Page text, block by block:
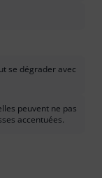
se dégrader avec
peuvent ne pas
accentuées.
comme utile
ce résumé comme